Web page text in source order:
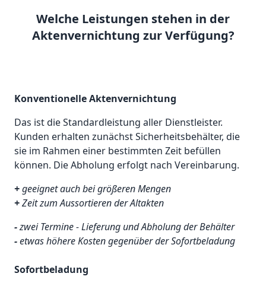
Welche Leistungen stehen in der
Aktenvernichtung zur Verfügung?
Konventionelle Aktenvernichtung
Das ist die Standardleistung aller Dienstleister.
Kunden erhalten zunächst Sicherheitsbehälter, die
sie im Rahmen einer bestimmten Zeit befüllen
können. Die Abholung erfolgt nach Vereinbarung.
+geeignet auch bei größeren Mengen
+Zeit zum Aussortieren der Altakten
-zwei Termine - Lieferung und Abholung der Behälter
-etwas höhere Kosten gegenüber der Sofortbeladung
Sofortbeladung